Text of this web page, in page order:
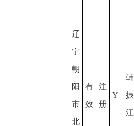
辽
宁
朝
阳
市
北
有
效
注
册
Y
韩
振
江